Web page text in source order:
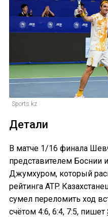
Sports.kz
Детали
В матче 1/16 финала
представителем
Джумхуром, который
рейтинга ATP.
сумел переломить ход
счётом 4:6, 6:4, 7:5, пишет